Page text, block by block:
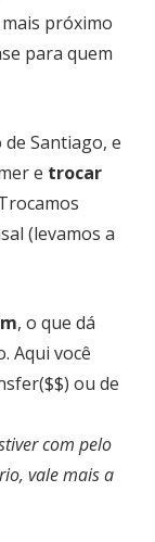
próximo
para quem
Santiago, e
e trocar
(levamos a
, o que dá
Aqui você
ou de
com pelo
vale mais a